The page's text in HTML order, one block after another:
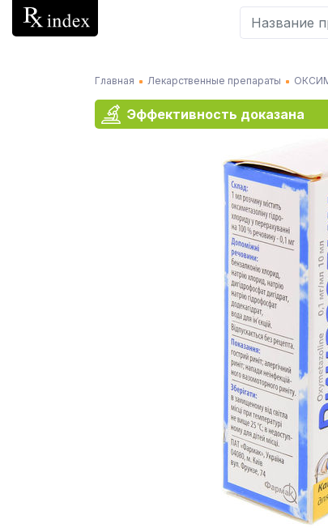
Главная Лекарственные препараты
Эффективность доказана